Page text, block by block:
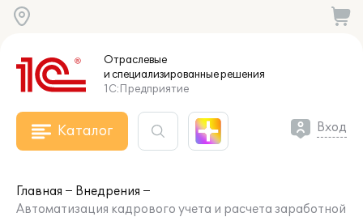
Отраслевые
и специализированныерешения
1С:Предприятие
Каталог Вход
Главная
Внедрения
Автоматизация кадрового учета и расчета заработной